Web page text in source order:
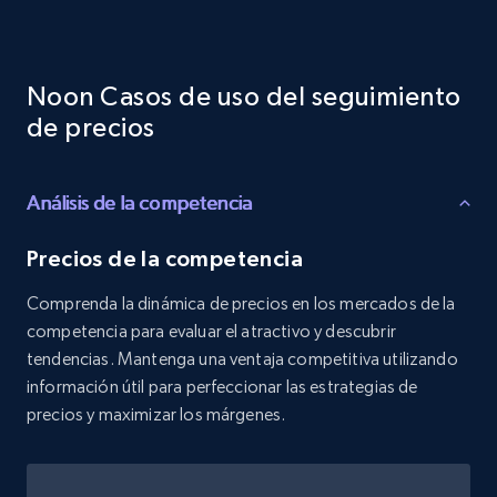
1.9K+ 323+ Comenzar ahora
Etsy - Collects data from shop's URL
Reviews count shop, Reviews count item, Initial
1.9K+ Comenzar ahora
Noon Casos de uso del seguimiento
de precios
Análisis de la competencia
Precios de la competencia
Comprenda la dinámica de precios en los mercados de la
competencia para evaluar el atractivo y descubrir
tendencias. Mantenga una ventaja competitiva utilizando
información útil para perfeccionar las estrategias de
precios y maximizar los márgenes.